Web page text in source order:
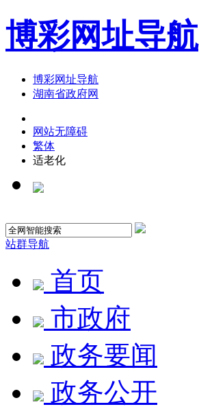
博彩网址导航
博彩网址导航
湖南省政府网
网站无障碍
繁体
适老化
站群导航
首页
市政府
政务要闻
政务公开